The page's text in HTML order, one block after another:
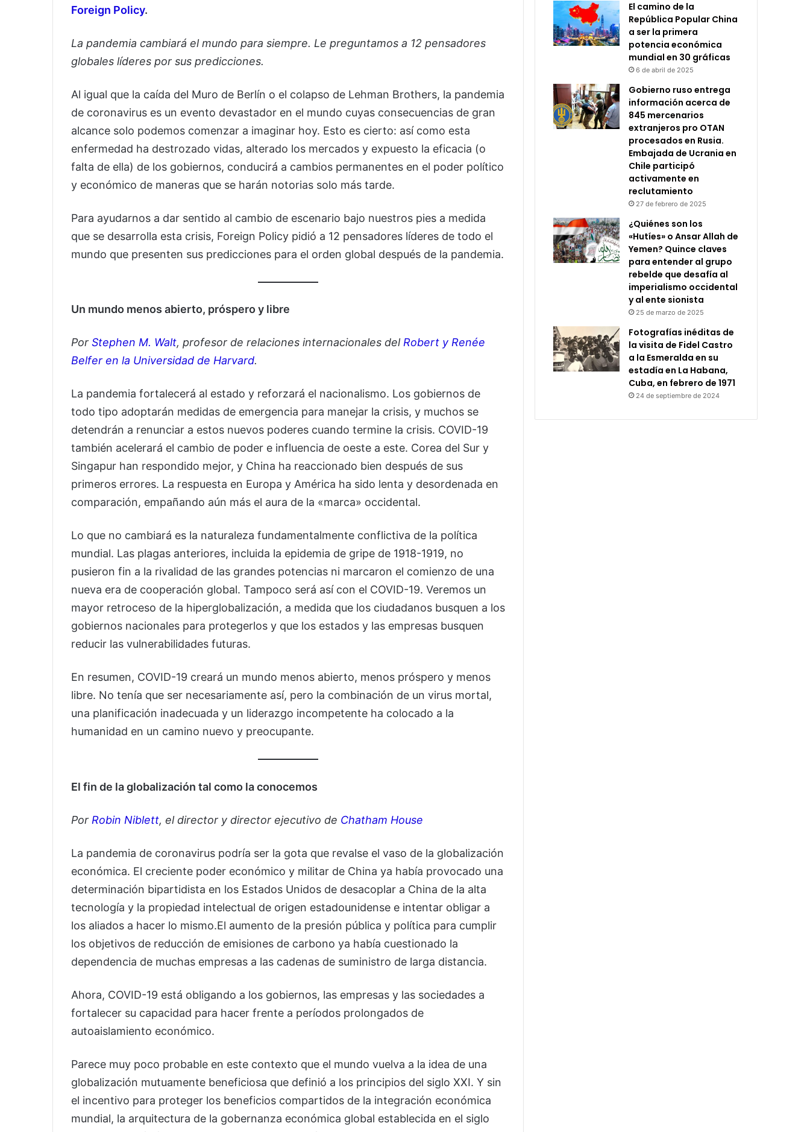
Foreign Policy.
La pandemia cambiará el mundo para siempre. Le preguntamos a 12 pensadores
globales líderes por sus predicciones.
Al igual que la caída del Muro de Berlín o el colapso de Lehman Brothers, la pandemia
de coronavirus es un evento devastador en el mundo cuyas consecuencias de gran
alcance solo podemos comenzar a imaginar hoy. Esto es cierto: así como esta
enfermedad ha destrozado vidas, alterado los mercados y expuesto la eficacia (o
falta de ella) de los gobiernos, conducirá a cambios permanentes en el poder político
y económico de maneras que se harán notorias solo más tarde.
Para ayudarnos a dar sentido al cambio de escenario bajo nuestros pies a medida
que se desarrolla esta crisis, Foreign Policy pidió a 12 pensadores líderes de todo el
mundo que presenten sus predicciones para el orden global después de la pandemia.
Un mundo menos abierto, próspero y libre
Por Stephen M. Walt, profesor de relaciones internacionales delRobert y Renée
Belfer en la Universidad de Harvard.
La pandemia fortalecerá al estado y reforzará el nacionalismo. Los gobiernos de
todo tipo adoptarán medidas de emergencia para manejar la crisis, y muchos se
detendrán a renunciar a estos nuevos poderes cuando termine la crisis. COVID-19
también acelerará el cambio de poder e influencia de oeste a este. Corea del Sur y
Singapur han respondido mejor, y China ha reaccionado bien después de sus
primeros errores. La respuesta en Europa y América ha sido lenta y desordenada en
comparación, empañando aún más el aura de la «marca» occidental.
Lo que no cambiará es la naturaleza fundamentalmente conflictiva de la política
mundial. Las plagas anteriores, incluida la epidemia de gripe de 1918-1919, no
pusieron fin a la rivalidad de las grandes potencias ni marcaron el comienzo de una
nueva era de cooperación global. Tampoco será así con el COVID-19. Veremos un
mayor retroceso de la hiperglobalización, a medida que los ciudadanos busquen a los
gobiernos nacionales para protegerlos y que los estados y las empresas busquen
reducir las vulnerabilidades futuras.
En resumen, COVID-19 creará un mundo menos abierto, menos próspero y menos
libre. No tenía que ser necesariamente así, pero la combinación de un virus mortal,
una planificación inadecuada y un liderazgo incompetente ha colocado a la
humanidad en un camino nuevo y preocupante.
El fin de la globalización tal como la conocemos
Por Robin Niblett, el director y director ejecutivo de Chatham House
La pandemia de coronavirus podría ser la gota que revalse el vaso de la globalización
económica. El creciente poder económico y militar de China ya había provocado una
determinación bipartidista en los Estados Unidos de desacoplar a China de la alta
tecnología y la propiedad intelectual de origen estadounidense e intentar obligar a
los aliados a hacer lo mismo.El aumento de la presión pública y política para cumplir
los objetivos de reducción de emisiones de carbono ya había cuestionado la
dependencia de muchas empresas a las cadenas de suministro de larga distancia.
Ahora, COVID-19 está obligando a los gobiernos, las empresas y las sociedades a
fortalecer su capacidad para hacer frente a períodos prolongados de
autoaislamiento económico.
Parece muy poco probable en este contexto que el mundo vuelva a la idea de una
globalización mutuamente beneficiosa que definió a los principios del siglo XXI. Y sin
el incentivo para proteger los beneficios compartidos de la integración económica
mundial, la arquitectura de la gobernanza económica global establecida en el siglo
El camino de la
República Popular China
a ser la primera
potencia económica
mundial en 30 gráficas
6 de abril de 2025
Gobierno ruso entrega
información acerca de
845 mercenarios
extranjeros pro OTAN
procesados en Rusia.
Embajada de Ucrania en
Chile participó
activamente en
reclutamiento
27 de febrero de 2025
¿Quiénes son los
«Hutíes» o Ansar Allah de
Yemen? Quince claves
para entender al grupo
rebelde que desafía al
imperialismo occidental
y al ente sionista
25 de marzo de 2025
Fotografías inéditas de
la visita de Fidel Castro
a la Esmeralda en su
estadía en La Habana,
Cuba, en febrero de 1971
24 de septiembre de 2024